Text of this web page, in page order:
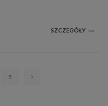
SZCZEGÓŁY
5